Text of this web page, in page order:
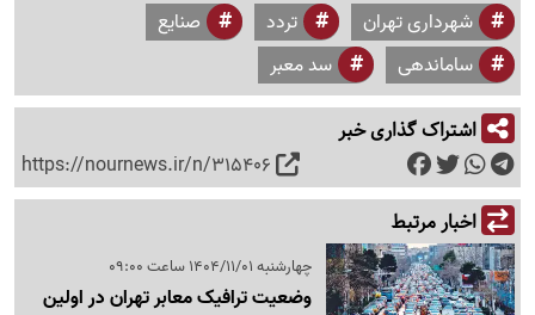
شهرداری تهران تردد
صنایع
ساماندهی
سد معبر
اشتراک گذاری خبر
https://nournews.ir/n/315406
اخبار مرتبط
چهارشنبه 1404/11/01 ساعت 09:00
وضعیت ترافیک معابر تهران در اولین